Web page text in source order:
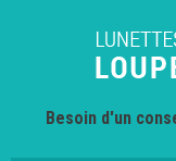
Besoin d'un